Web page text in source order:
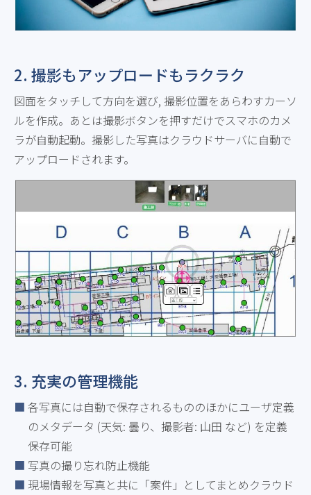
2. 撮影もアップロードもラクラク
図面をタッチして方向を選び, 撮影位置をあらわすカーソ
ルを作成。あとは撮影ボタンを押すだけでスマホのカメ
ラが自動起動。撮影した写真はクラウドサーバに自動で
アップロードされます。
3. 充実の管理機能
各写真には自動で保存されるもののほかにユーザ定義
のメタデータ (天気: 曇り、撮影者: 山田 など) を定義
保存可能
写真の撮り忘れ防止機能
現場情報を写真と共に「案件」としてまとめクラウド